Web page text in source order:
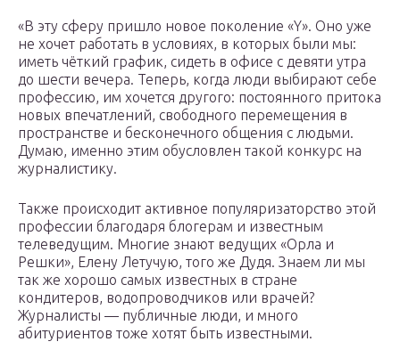
«В эту сферу пришло новое поколение «Y». Оно уже
не хочет работать в условиях, в которых были мы:
иметь чёткий график, сидеть в офисе с девяти утра
до шести вечера. Теперь, когда люди выбирают себе
профессию, им хочется другого: постоянного притока
новых впечатлений, свободного перемещения в
пространстве и бесконечного общения с людьми.
Думаю, именно этим обусловлен такой конкурс на
журналистику.
Также происходит активное популяризаторство этой
профессии благодаря блогерам и известным
телеведущим. Многие знают ведущих «Орла и
Решки», Елену Летучую, того же Дудя. Знаем ли мы
так же хорошо самых известных в стране
кондитеров, водопроводчиков или врачей?
Журналисты — публичные люди, и много
абитуриентов тоже хотят быть известными.